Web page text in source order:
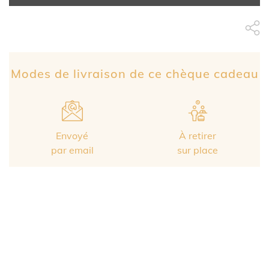
Modes de livraison de ce chèque cadeau
Envoyé
par email
À retirer
sur place